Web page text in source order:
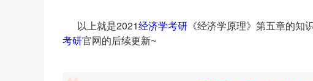
以上就是2021经济学考研 《经济学原理》第五章的
考研官网的后续更新~